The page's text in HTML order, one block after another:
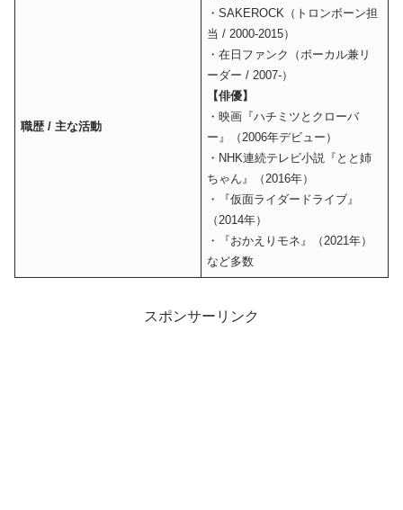
職歴 / 主な活動
・SAKEROCK（トロンボーン担
当 / 2000-2015）
・在日ファンク（ボーカル兼リ
ーダー / 2007-）
【俳優】
・映画『ハチミツとクローバ
ー』（2006年デビュー）
・NHK連続テレビ小説『とと姉
ちゃん』（2016年）
・『仮面ライダードライブ』
（2014年）
・『おかえりモネ』（2021年）
など多数
スポンサーリンク